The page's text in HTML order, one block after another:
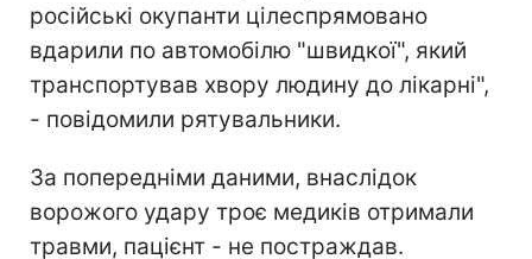
російські окупанти цілеспрямовано
вдарили по автомобілю "швидкої", який
транспортував хвору людину до лікарні",
- повідомили рятувальники.
За попередніми даними, внаслідок
ворожого удару троє медиків отримали
травми, пацієнт - не постраждав.